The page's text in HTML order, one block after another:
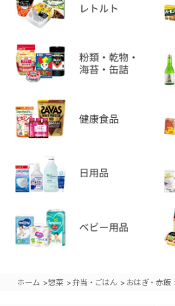
ホーム >惣菜 >弁当・ごはん > おはぎ・赤飯